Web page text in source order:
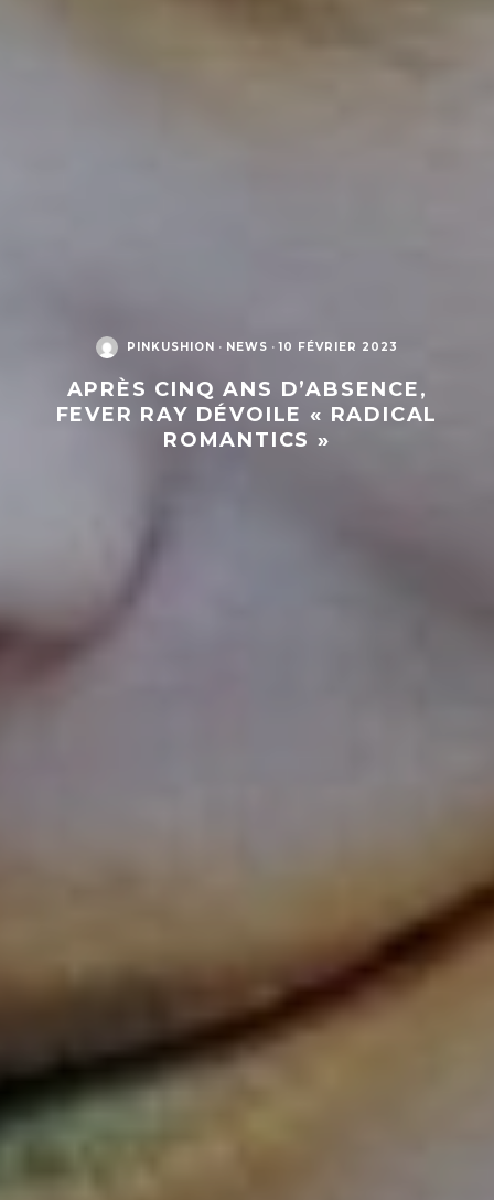
PINKUSHION · NEWS · 10 FÉVRIER 2023
APRÈS CINQ ANS D’ABSENCE,
FEVER RAY DÉVOILE « RADICAL
ROMANTICS »